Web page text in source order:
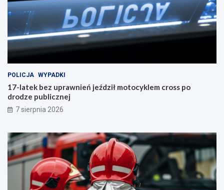
POLICJA WYPADKI
17-latek bez uprawnień jeździł motocyklem cross po
drodze publicznej
7 sierpnia 2026